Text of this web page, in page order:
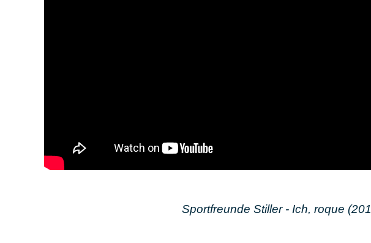
Sport­freun­de Sti­ller - Ich, roque